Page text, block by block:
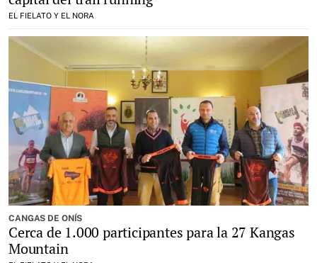
EL FIELATO Y EL NORA
CANGAS DE ONÍS
Cerca de 1.000 participantes para la 27 Kangas
Mountain